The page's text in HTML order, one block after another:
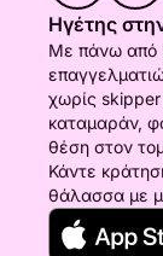
Ηγέτης
Με πάνω από
χωρίς skipper
καταμαράν,
θέση στον
Κάντε
θάλασσα με